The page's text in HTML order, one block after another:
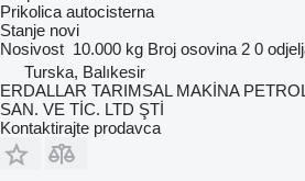
Prikolica autocisterna
Stanje novi
Nosivost 10.000 kg Broj osovina 2 0
Turska, Balıkesir
ERDALLAR TARIMSAL MAKİNA
SAN. VE TİC. LTD ŞTİ
Kontaktirajte prodavca